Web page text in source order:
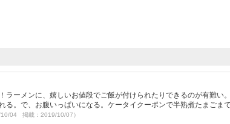
ーメンに、嬉しいお値段でご飯が付けられたりできるのが有難い
。で、お腹いっぱいになる。ケータイクーポンで半熟煮たまごま
10/04 掲載：2019/10/07）